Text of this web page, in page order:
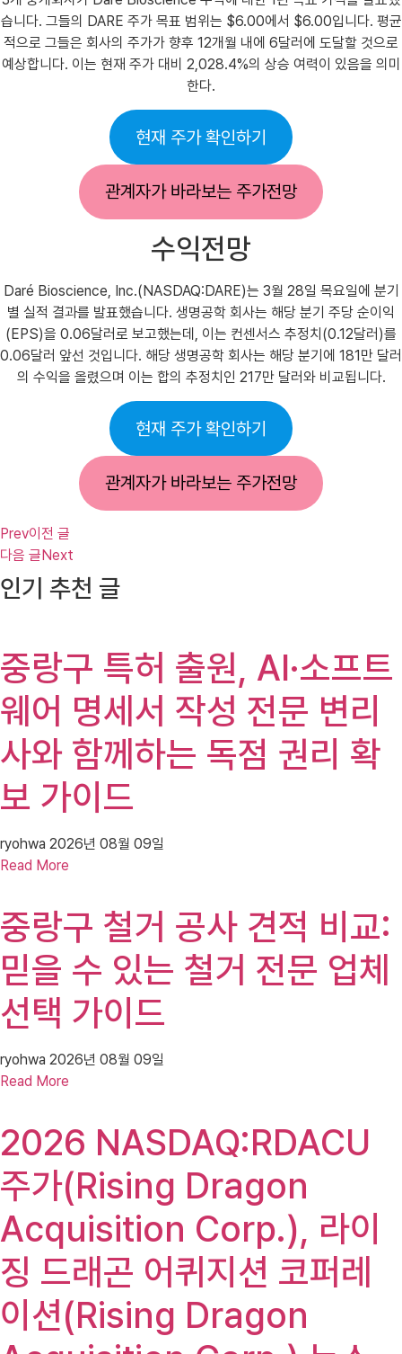
습니다. 그들의 DARE 주가 목표 범위는 $6.00에서 $6.00입니다. 평균
적으로 그들은 회사의 주가가 향후 12개월 내에 6달러에 도달할 것으로
예상합니다. 이는 현재 주가 대비 2,028.4%의 상승 여력이 있음을 의미
한다.
현재 주가 확인하기
관계자가 바라보는 주가전망
수익전망
Daré Bioscience, Inc.(NASDAQ:DARE)는 3월 28일 목요일에 분기
별 실적 결과를 발표했습니다. 생명공학 회사는 해당 분기 주당 순이익
(EPS)을 0.06달러로 보고했는데, 이는 컨센서스 추정치(0.12달러)를
0.06달러 앞선 것입니다. 해당 생명공학 회사는 해당 분기에 181만 달러
의 수익을 올렸으며 이는 합의 추정치인 217만 달러와 비교됩니다.
현재 주가 확인하기
관계자가 바라보는 주가전망
Prev이전 글
다음 글Next
인기 추천 글
중랑구 특허 출원, AI·소프트
웨어 명세서 작성 전문 변리
사와 함께하는 독점 권리 확
보 가이드
ryohwa 2026년 08월 09일
Read More
중랑구 철거 공사 견적 비교:
믿을 수 있는 철거 전문 업체
선택 가이드
ryohwa 2026년 08월 09일
Read More
2026 NASDAQ:RDACU
주가(Rising Dragon
Acquisition Corp.), 라이
징 드래곤 어퀴지션 코퍼레
이션(Rising Dragon